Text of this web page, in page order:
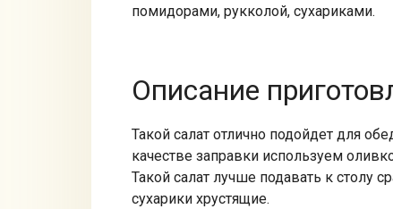
помидорами, рукколой, сухариками.
Описание
Такой салат отлично подойдет для
качестве заправки используем
Такой салат лучше подавать к столу
сухарики хрустящие.